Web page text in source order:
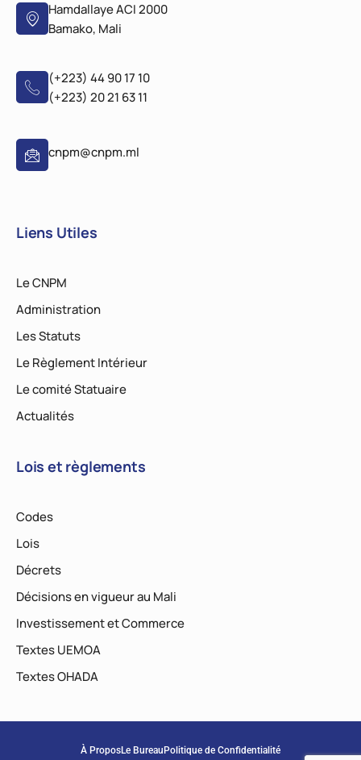
Hamdallaye ACI 2000
Bamako, Mali
(+223) 44 90 17 10
(+223) 20 21 63 11
cnpm@cnpm.ml
Liens Utiles
Le CNPM
Administration
Les Statuts
Le Règlement Intérieur
Le comité Statuaire
Actualités
Lois et règlements
Codes
Lois
Décrets
Décisions en vigueur au Mali
Investissement et Commerce
Textes UEMOA
Textes OHADA
À ProposLe Bureau Politique de Confidentialité